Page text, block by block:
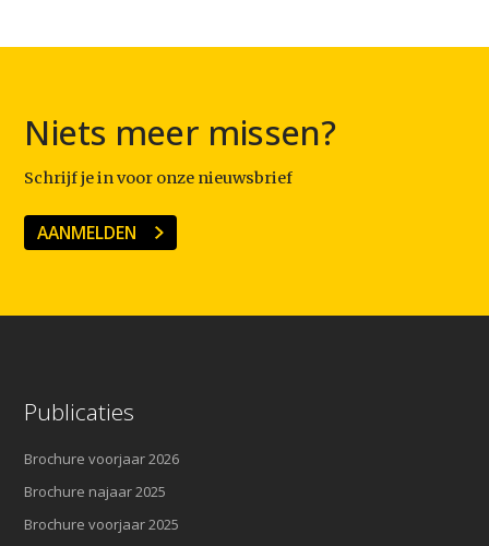
Niets meer missen?
Schrijf je in voor onze nieuwsbrief
AANMELDEN
Publicaties
Brochure voorjaar 2026
Brochure najaar 2025
Brochure voorjaar 2025